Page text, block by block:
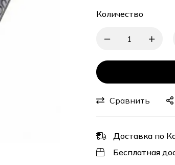
Количество
Сравнить
Доставка по
Бесплатная